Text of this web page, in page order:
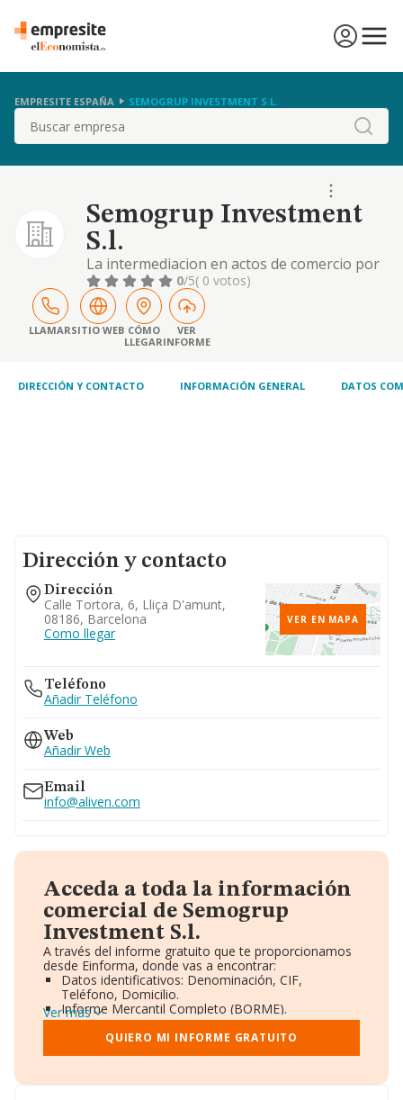
EMPRESITE ESPAÑA SEMOGRUP INVESTMENT S.L.
Buscar
Semogrup Investment
S.l.
La intermediacion en actos de comercio por
cuenta de sus comitentes, en todas las fases
de comercializacion de toda clase de
productos. la tasacion, la mediacion y el
corretaje, en la compra, venta, traspaso o
arrendamie
0/5( 0 votos)
LLAMARSITIO WEB CÓMO
LLEGAR
VER
INFORME
DIRECCIÓN Y CONTACTO INFORMACIÓN GENERAL DATOS
Dirección y contacto
Dirección
Calle Tortora, 6, Lliça D'amunt,
08186, Barcelona
Como llegar
VER EN MAPA
Teléfono
Añadir Teléfono
Web
Añadir Web
Email
info@aliven.com
Acceda a toda la información
comercial de Semogrup
Investment S.l.
A través del informe gratuito que te proporcionamos
desde Einforma, donde vas a encontrar:
Datos identificativos: Denominación, CIF,
Teléfono, Domicilio.
Informe Mercantil Completo (BORME).
Gráficos de Evolución Ventas y Empleados.
Consejo de Administración y Administradores.
Directivos y Ejecutivos.
Ver más
QUIERO MI INFORME GRATUITO